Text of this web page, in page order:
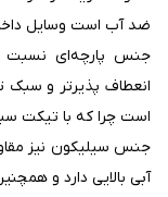
ضد آب است وسایل
جنس پارچه‌‌ای نسبت
انعطاف پذیرتر و
است چرا که با تیکت
جنس سیلیکون نیز
آبی بالایی دارد و